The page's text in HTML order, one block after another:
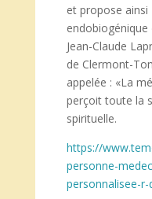
et propose ainsi
endobiogénique
Jean-Claude
de Clermont-
appelée : «La
perçoit toute la
spirituelle.
https://
personne-
personnalisee-